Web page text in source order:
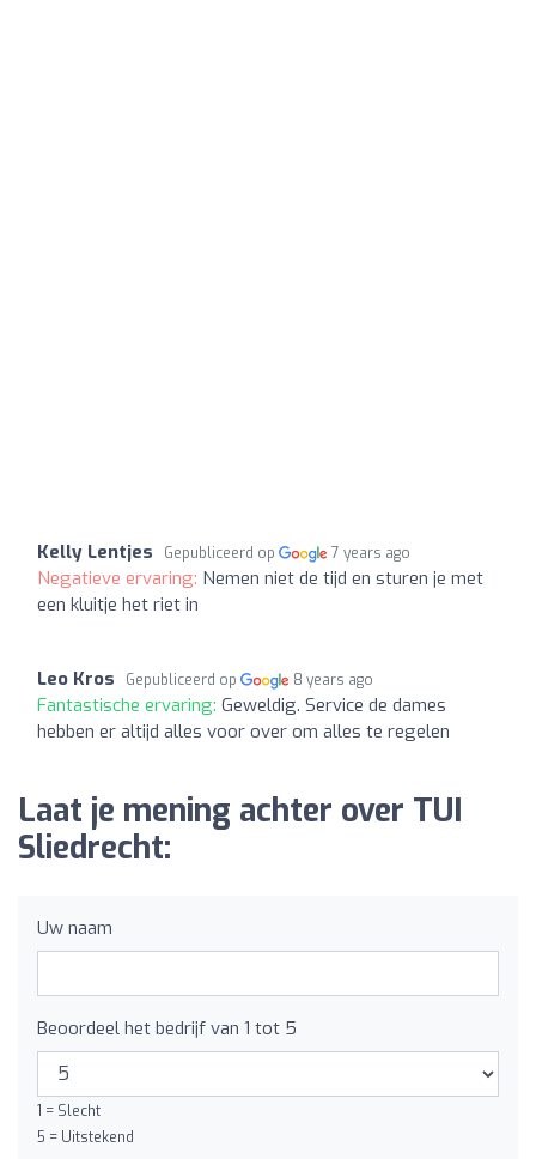
Kelly Lentjes Gepubliceerd op 7 years ago
Negatieve ervaring: Nemen niet de tijd en sturen je met
een kluitje het riet in
Leo Kros Gepubliceerd op 8 years ago
Fantastische ervaring: Geweldig. Service de dames
hebben er altijd alles voor over om alles te regelen
Laat je mening achter over TUI
Sliedrecht:
Uw naam
Beoordeel het bedrijf van 1 tot 5
1 = Slecht
5 = Uitstekend